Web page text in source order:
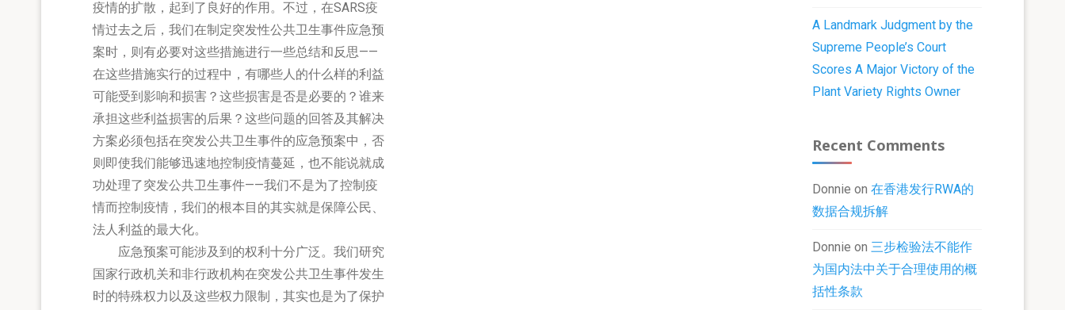
疫情的扩散，起到了良好的作用。不过，在SARS疫
情过去之后，我们在制定突发性公共卫生事件应急预
案时，则有必要对这些措施进行一些总结和反思——
在这些措施实行的过程中，有哪些人的什么样的利益
可能受到影响和损害？这些损害是否是必要的？谁来
承担这些利益损害的后果？这些问题的回答及其解决
方案必须包括在突发公共卫生事件的应急预案中，否
则即使我们能够迅速地控制疫情蔓延，也不能说就成
功处理了突发公共卫生事件——我们不是为了控制疫
情而控制疫情，我们的根本目的其实就是保障公民、
法人利益的最大化。
应急预案可能涉及到的权利十分广泛。我们研究
国家行政机关和非行政机构在突发公共卫生事件发生
时的特殊权力以及这些权力限制，其实也是为了保护
A Landmark Judgment by the
Supreme People’s Court
Scores A Major Victory of the
Plant Variety Rights Owner
Recent Comments
Donnie on在香港发行RWA的
数据合规拆解
Donnie on三步检验法不能作
为国内法中关于合理使用的概
括性条款